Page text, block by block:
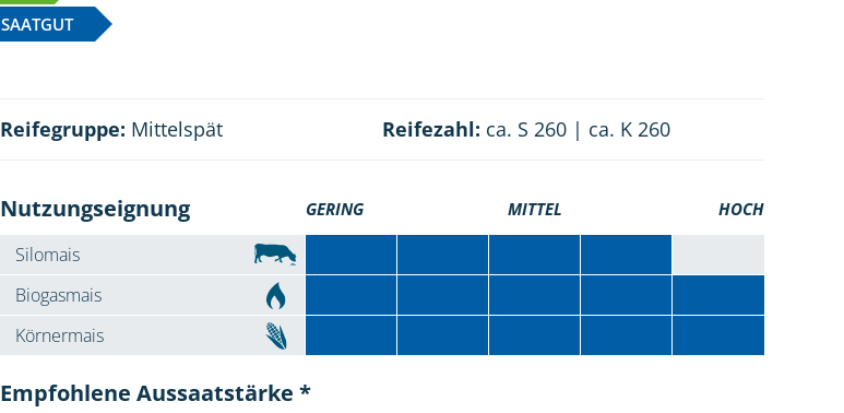
SAATGUT
Reifegruppe: Mittelspät Reifezahl: ca. S 260 | ca. K 260
Nutzungseignung GERING MITTEL HOCH
Silomais
Biogasmais
Körnermais
Empfohlene Aussaatstärke *